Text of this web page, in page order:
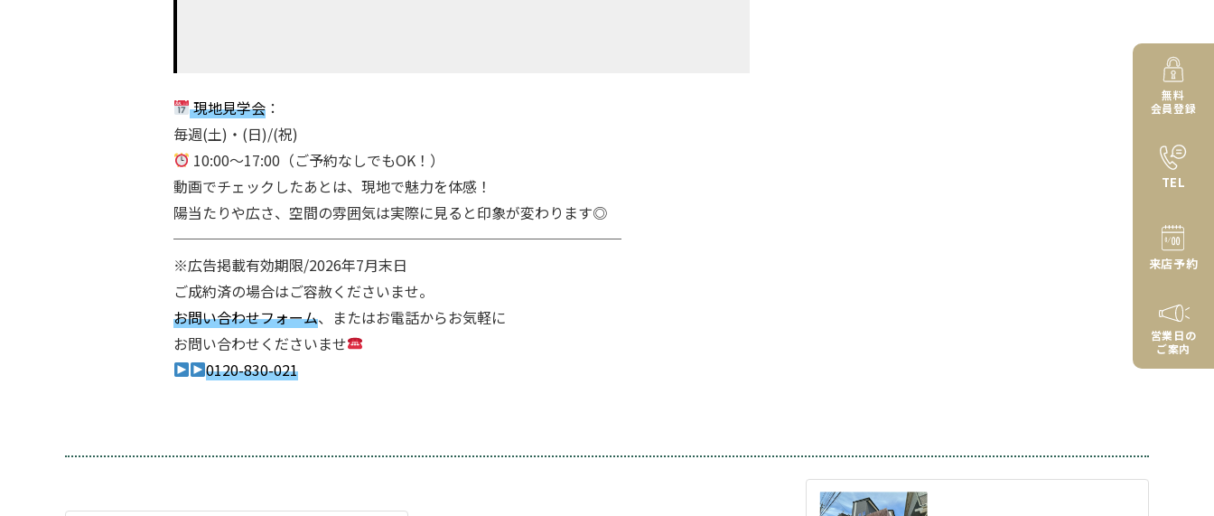
現地見学会 ：
毎週(土)・(日)/(祝)
10:00～17:00（ご予約なしでもOK！）
動画でチェックしたあとは、現地で魅力を体感！
陽当たりや広さ、空間の雰囲気は実際に見ると印象が変わります◎
───────────────────────────────
※広告掲載有効期限/2026年7月末日
ご成約済の場合はご容赦くださいませ。
お問い合わせフォーム、またはお電話からお気軽に
お問い合わせくださいませ
0120-830-021
無料
会員登録
TEL
来店予約
営業日の
ご案内